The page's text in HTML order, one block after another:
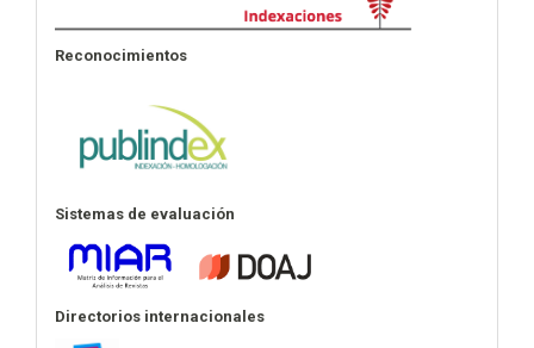
Reconocimientos
Sistemas de evaluación
Directorios internacionales